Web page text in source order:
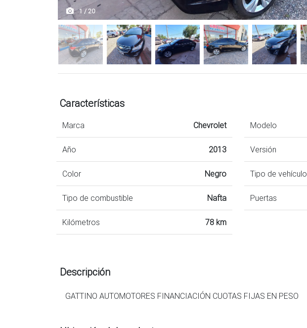
1 / 20
Características
Marca Chevrolet
Año 2013
Color Negro
Tipo de combustible Nafta
Kilómetros 78 km
Modelo
Versión
Tipo de vehículo
Puertas
Descripción
GATTINO AUTOMOTORES FINANCIACIÓN CUOTAS FIJAS EN PESO